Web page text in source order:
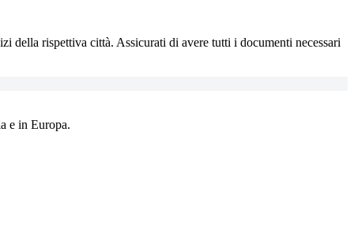
della rispettiva città. Assicurati di avere tutti i documenti necessari
e in Europa.